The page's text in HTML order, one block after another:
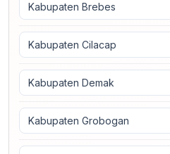
Kabupaten Brebes
Kabupaten Cilacap
Kabupaten Demak
Kabupaten Grobogan